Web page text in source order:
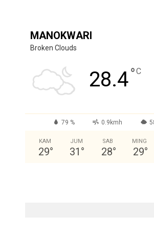
MANOKWARI
Broken Clouds
28.4°C
79 % 0.9kmh
KAM
29°
JUM
31 °
SAB
28°
MING
29°